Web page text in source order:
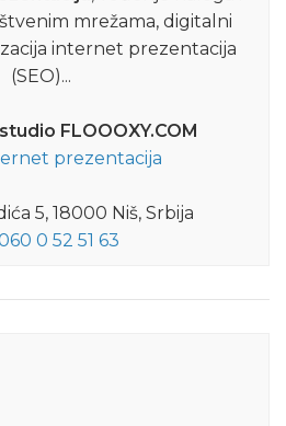
mrežama, digitalni
internet prezentacija
(SEO)...
FLOOOXY.COM
prezentacija
5, 18000 Niš, Srbija
0 52 51 63